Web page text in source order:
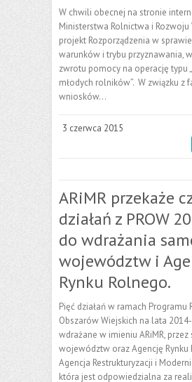
W chwili obecnej na stronie
Ministerstwa Rolnictwa i Rozwoju
projekt Rozporządzenia w
warunków i trybu przyznawania,
zwrotu pomocy na operację typu
młodych rolników”. W związku z
wniosków…
3 czerwca 2015
ARiMR przekaże
działań z PROW
do wdrażania
województw i
Rynku Rolnego.
Pięć działań w ramach Programu
Obszarów Wiejskich na lata
wdrażane w imieniu ARiMR, przez
województw oraz Agencję Rynku
Agencja Restrukturyzacji i
która jest odpowiedzialna za